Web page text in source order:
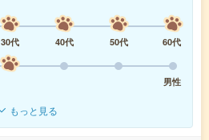
30代 40代 50代
60代
男性
もっと見る